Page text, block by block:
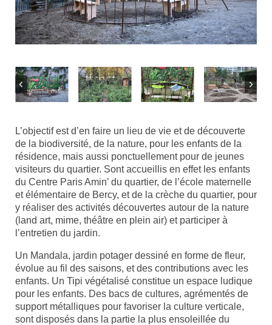
L’objectif est d’en faire un lieu de vie et de découverte
de la biodiversité, de la nature, pour les enfants de la
résidence, mais aussi ponctuellement pour de jeunes
visiteurs du quartier. Sont accueillis en effet les enfants
du Centre Paris Amin’ du quartier, de l’école maternelle
et élémentaire de Bercy, et de la crèche du quartier, pour
y réaliser des activités découvertes autour de la nature
(land art, mime, théâtre en plein air) et participer à
l’entretien du jardin.
Un Mandala, jardin potager dessiné en forme de fleur,
évolue au fil des saisons, et des contributions avec les
enfants. Un Tipi végétalisé constitue un espace ludique
pour les enfants. Des bacs de cultures, agrémentés de
support métalliques pour favoriser la culture verticale,
sont disposés dans la partie la plus ensoleillée du